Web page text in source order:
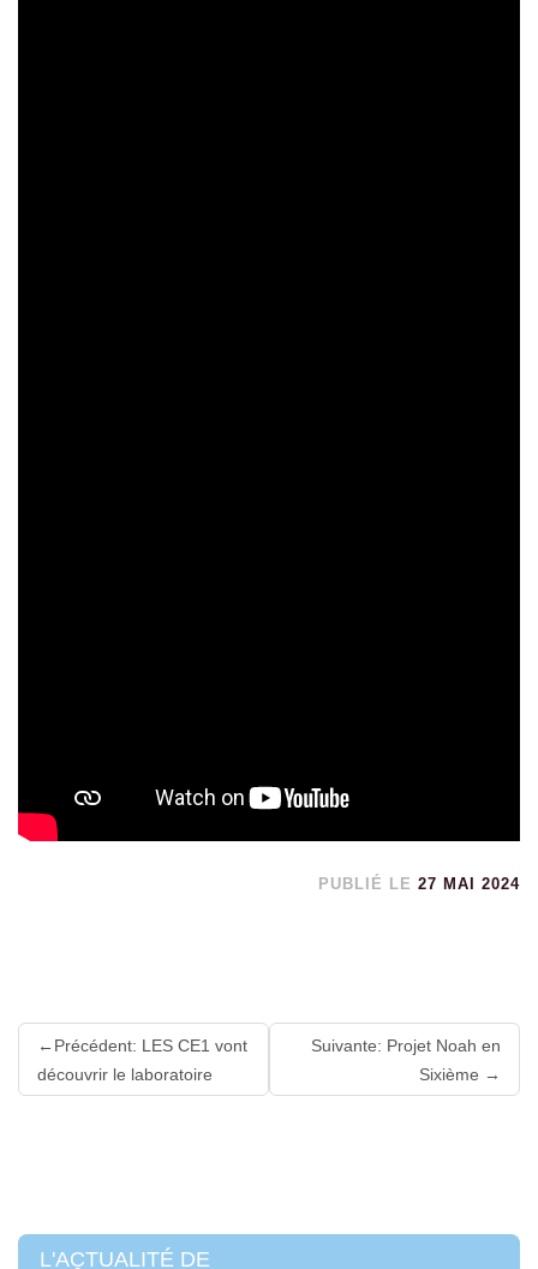
PUBLIÉ LE 27 MAI 2024
Lire
suite
Précédent: LES CE1 vont
découvrir le laboratoire
Suivante: Projet Noah en
Sixième
L'ACTUALITÉ DE